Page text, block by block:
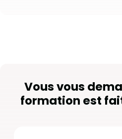
Vous vous
formation est